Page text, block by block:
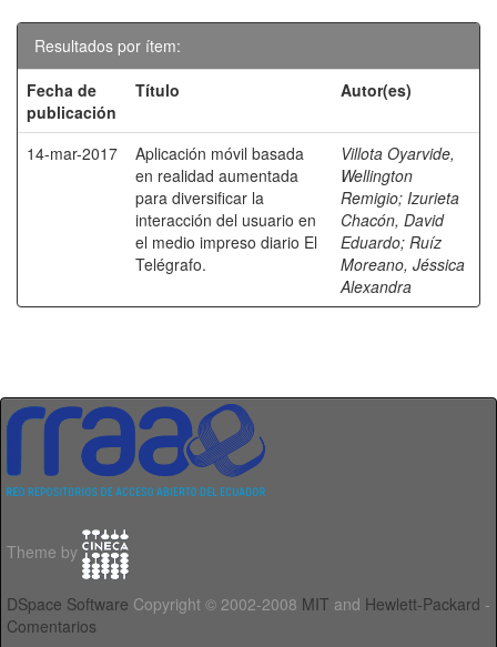
Resultados por ítem:
Fecha de
publicación
Título Autor(es)
14-mar-2017
Aplicación móvil basada
en realidad aumentada
para diversificar la
interacción del usuario en
el medio impreso diario El
Telégrafo.
Villota Oyarvide,
Wellington
Remigio; Izurieta
Chacón, David
Eduardo; Ruíz
Moreano, Jéssica
Alexandra
Theme by
DSpace Software Copyright © 2002-2008 MIT and Hewlett-Packard -
Comentarios